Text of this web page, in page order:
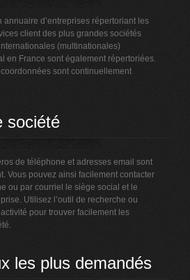
annuaire d’entreprises répertoriant les
client des plus grandes sociétés
(multinationales)
en France sont également répertoriées.
sont continuellement
société
de téléphone et adresses email sont
Vous pouvez ainsi facilement contacter
ou par courriel le siège social et le
Utilisez l’outil de recherche ou
pour trouver facilement les
les plus demandés